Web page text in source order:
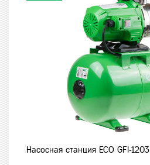
Насосная станция ECO GFI-1203